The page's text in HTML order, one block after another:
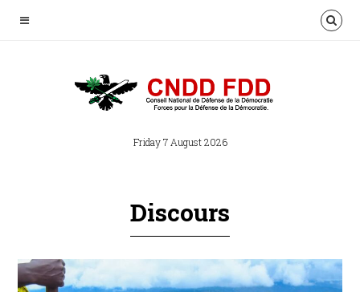
Friday 7 August 2026
Discours